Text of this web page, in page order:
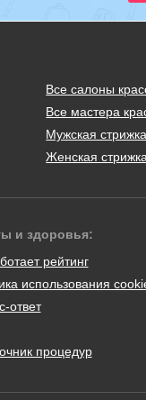
Все салоны
Все мастера
Мужская стрижка
Женская стрижка
и здоровья:
рейтинг
использования
ответ
процедур